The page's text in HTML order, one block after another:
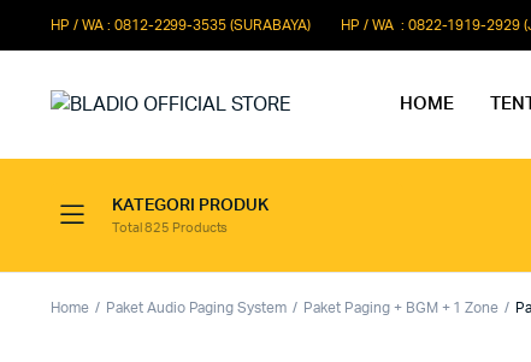
HP / WA : 0812-2299-3535 (SURABAYA) HP / WA : 0822-1919-2929
HOME
KATEGORI PRODUK
Total 825 Products
Home Paket Audio Paging System Paket Paging + BGM + 1 Zone